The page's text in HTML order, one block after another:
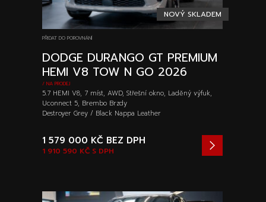
NOVÝ SKLADEM
PŘIDAT DO POROVNÁNÍ
DODGE DURANGO GT PREMIUM
HEMI V8 TOW N GO 2026
/ NA PRODEJ
5.7 HEMI V8, 7 míst, AWD, Střešní okno, Laděný výfuk,
Uconnect 5, Brembo Brzdy
Destroyer Grey / Black Nappa Leather
1 910 590 KČ S DPH
1 579 000 KČ BEZ DPH